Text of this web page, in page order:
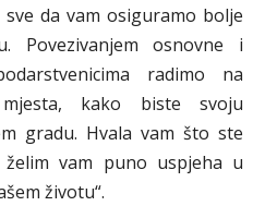
da vam osiguramo bolje
Povezivanjem osnovne i
radimo na
kako biste svoju
gradu. Hvala vam što ste
vam puno uspjeha u
životu“.